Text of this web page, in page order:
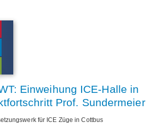
Einweihung ICE-Halle in
Prof. Sundermeier